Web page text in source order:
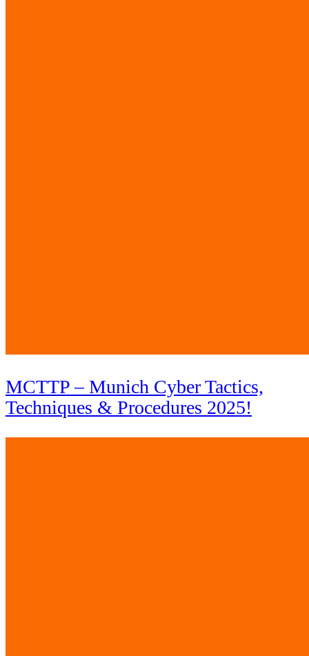
MCTTP – Munich Cyber Tactics,
Techniques & Procedures 2025!